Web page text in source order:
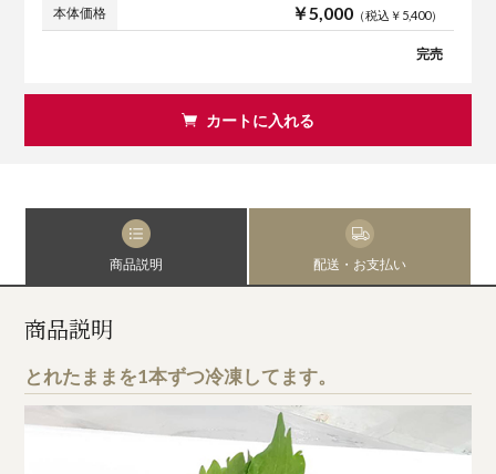
本体価格 ￥5,000（税込￥5,400）
完売
カートに入れる
商品説明 配送・お支払い
商品説明
とれたままを1本ずつ冷凍してます。